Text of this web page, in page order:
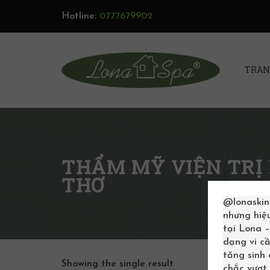
Hotline: 0777679902
THẨM MỸ VIỆN TRỊ
THƠ
Showing the single result
nhưng
tại Lona
dạng vi
tăng sinh